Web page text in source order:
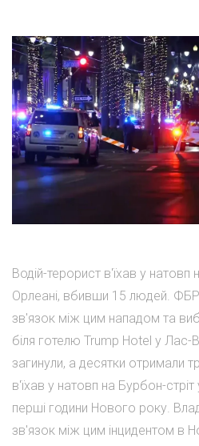
Водій-терорист в'їхав у
Орлеані, вбивши 15 людей.
зв'язок між цим нападом та
біля готелю Trump Hotel у
загинули, а десятки отримали
в'їхав у натовп на Бурбон-
перші години Нового року.
зв'язок між цим інцидентом в